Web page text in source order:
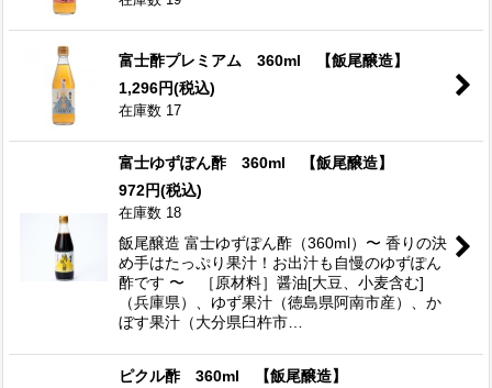
富士酢プレミアム 360ml 【飯尾醸造】
1,296円(税込)
在庫数 17
富士ゆずぽん酢 360ml 【飯尾醸造】
972円(税込)
在庫数 18
飯尾醸造 富士ゆずぽん酢（360ml）〜 香りの決
め手はたっぷり果汁！お出汁も自慢のゆずぽん
酢です 〜 ［原材料］醤油[大豆、小麦含む]
（兵庫県）、ゆず果汁（徳島県阿南市産）、か
ぼす果汁（大分県臼杵市…
ピクル酢 360ml 【飯尾醸造】